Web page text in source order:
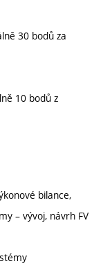
30 bodů za
10 bodů z
bilance,
– vývoj, návrh FV